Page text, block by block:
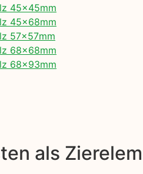
45x45mm
45x68mm
57x57mm
68x68mm
68x93mm
als